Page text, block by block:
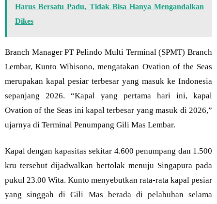
Harus Bersatu Padu, Tidak Bisa Hanya Mengandalkan
Dikes
Branch Manager PT Pelindo Multi Terminal (SPMT) Branch
Lembar, Kunto Wibisono, mengatakan Ovation of the Seas
merupakan kapal pesiar terbesar yang masuk ke Indonesia
sepanjang 2026. “Kapal yang pertama hari ini, kapal
Ovation of the Seas ini kapal terbesar yang masuk di 2026,”
ujarnya di Terminal Penumpang Gili Mas Lembar.
Kapal dengan kapasitas sekitar 4.600 penumpang dan 1.500
kru tersebut dijadwalkan bertolak menuju Singapura pada
pukul 23.00 Wita. Kunto menyebutkan rata-rata kapal pesiar
yang singgah di Gili Mas berada di pelabuhan selama